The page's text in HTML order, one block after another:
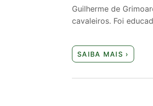
Guilherme de
cavaleiros. Foi
SAIBA MAIS ›